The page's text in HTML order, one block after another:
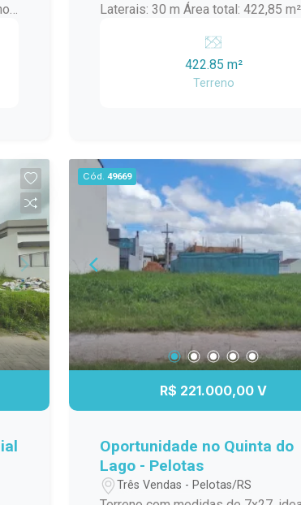
Laterais: 30 m Área total: 422,85 m²
metragem Posição solar privilegiada
Topografia favorável para construção
Localizado em uma das melhores
condomínio: Portaria 24h Segurança
monitorada Áreas de lazer Salão
festas Academia Piscina Ruas
pavimentadas e organizadas
422.85 m²
Terreno
Cód. 49669
R$ 221.000,00 V
Oportunidade no Quinta do
Lago - Pelotas
Três Vendas - Pelotas/RS